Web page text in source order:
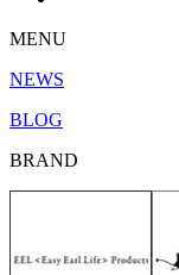
MENU
NEWS
BLOG
BRAND